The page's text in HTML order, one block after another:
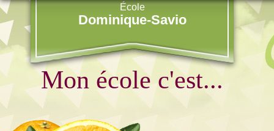
École
Dominique-Savio
Mon école c'est...